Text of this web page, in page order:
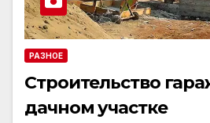
РАЗНОЕ
Строительство
дачном участке